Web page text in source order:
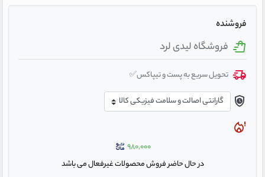
فروشنده
فروشگاه لیدی لرد
تحویل سریع به پست و تیپاکس✅
۹۸۰,۰۰۰
در حال حاضر فروش محصولات غیرفعال می باشد